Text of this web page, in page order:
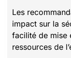
Les
impact sur la
facilité de mise
ressources de